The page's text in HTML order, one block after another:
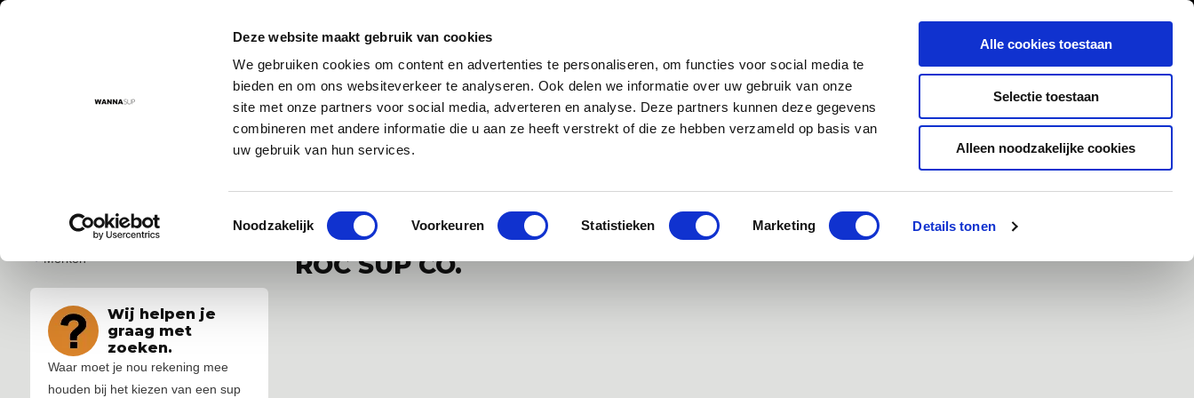
Deze website maakt gebruik van cookies
We gebruiken cookies om content en advertenties te personaliseren, om functies voor social media te
bieden en om ons websiteverkeer te analyseren. Ook delen we informatie over uw gebruik van onze
site met onze partners voor social media, adverteren en analyse. Deze partners kunnen deze gegevens
combineren met andere informatie die u aan ze heeft verstrekt of die ze hebben verzameld op basis van
uw gebruik van hun services.
Toestemmingsselectie
Noodzakelijk Voorkeuren Statistieken Marketing Details tonen
Alle cookies toestaan
Selectie toestaan
Alleen noodzakelijke cookies
Inloggen
Instructievideo's Contact
Voor 17:00 besteld = morgen in huis! De nr. 1 SUP board specialist van Europa Klanten geven ons een 9,5/10
Merken
Wij helpen je
graag met
zoeken.
Waar moet je nou rekening mee
houden bij het kiezen van een sup
ROC SUP CO.